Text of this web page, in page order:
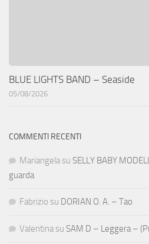
BLUE LIGHTS BAND – Seaside
05/08/2026
COMMENTI RECENTI
Mariangela su SELLY BABY
guarda
Fabrizio su DORIAN O. A. – Tao
Valentina su SAM D – Leggera –